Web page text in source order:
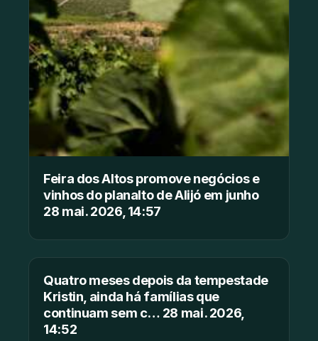
Feira dos Altos promove negócios e
vinhos do planalto de Alijó em junho
28 mai. 2026, 14:57
Quatro meses depois da tempestade
Kristin, ainda há famílias que
continuam sem c… 28 mai. 2026,
14:52